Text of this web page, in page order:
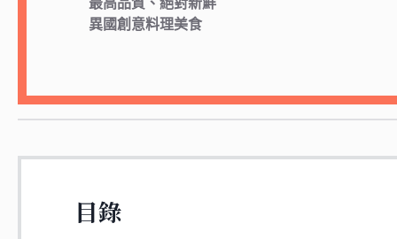
異國創意料理美食
目錄